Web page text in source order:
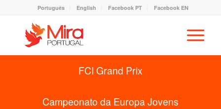
Português English Facebook PT Facebook EN
FCI Grand Prix
Campeonato da Europa Jovens